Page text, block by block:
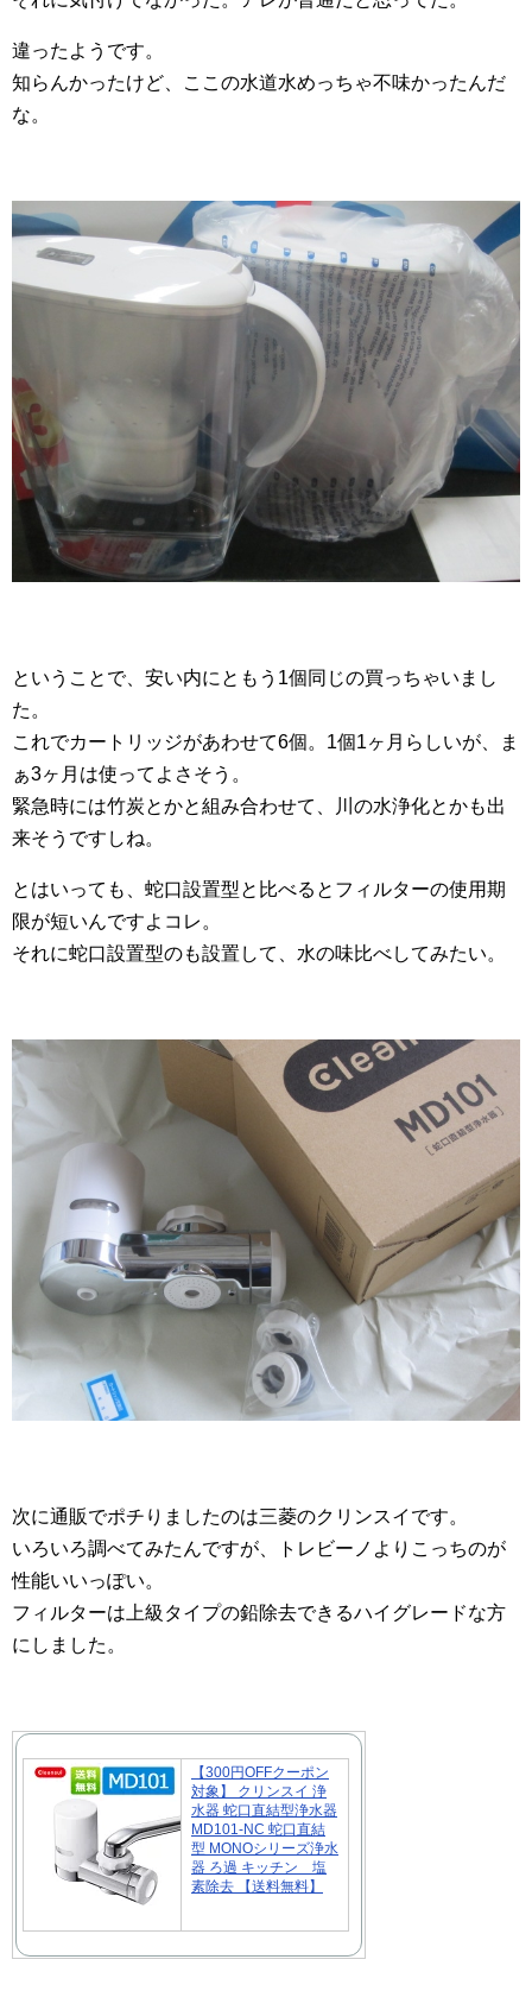
違ったようです。
知らんかったけど、ここの水道水めっちゃ不味かったんだ
な。
ということで、安い内にともう1個同じの買っちゃいまし
た。
これでカートリッジがあわせて6個。1個1ヶ月らしいが、ま
ぁ3ヶ月は使ってよさそう。
緊急時には竹炭とかと組み合わせて、川の水浄化とかも出
来そうですしね。
とはいっても、蛇口設置型と比べるとフィルターの使用期
限が短いんですよコレ。
それに蛇口設置型のも設置して、水の味比べしてみたい。
次に通販でポチりましたのは三菱のクリンスイです。
いろいろ調べてみたんですが、トレビーノよりこっちのが
性能いいっぽい。
フィルターは上級タイプの鉛除去できるハイグレードな方
にしました。
【300円OFFクーポン
対象】 クリンスイ 浄
水器 蛇口直結型浄水器
MD101-NC 蛇口直結
型 MONOシリーズ浄水
器 ろ過 キッチン 塩
素除去 【送料無料】